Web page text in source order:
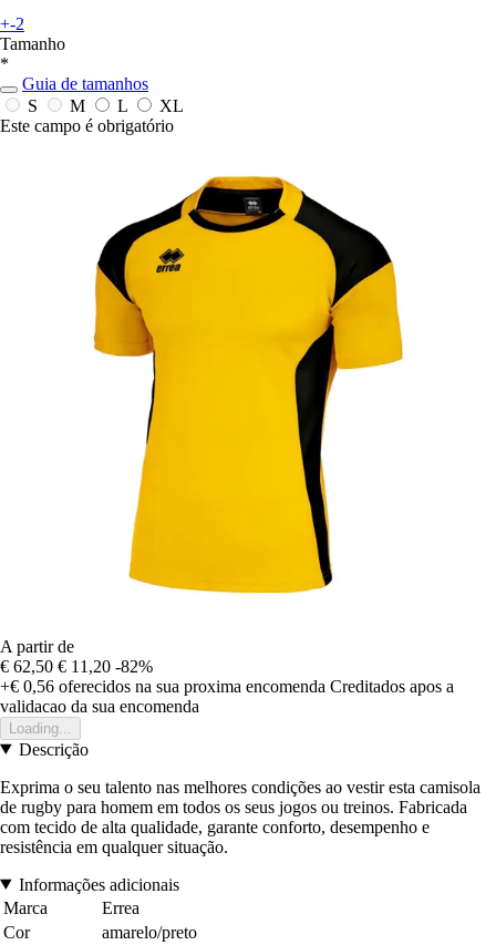
+-2
Tamanho
*
Guia de tamanhos
S
M L
XL
Este campo é obrigatório
A partir de
€ 62,50 € 11,20 -82%
+€ 0,56 oferecidos na sua proxima encomenda Creditados apos a
validacao da sua encomenda
Loading...
Descrição
Exprima o seu talento nas melhores condições ao vestir esta camisola
de rugby para homem em todos os seus jogos ou treinos. Fabricada
com tecido de alta qualidade, garante conforto, desempenho e
resistência em qualquer situação.
Informações adicionais
Marca
Errea
Cor
amarelo/preto